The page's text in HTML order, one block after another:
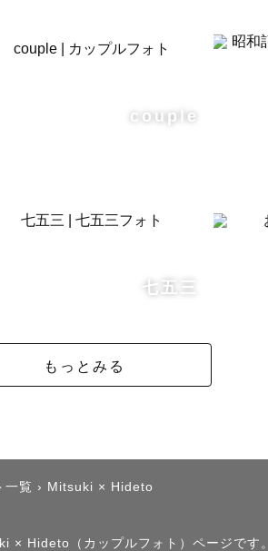
couple
七五三
もっとみる
一覧 › Mitsuki × Hideto
× Hideto（カップルフォト）ページです。